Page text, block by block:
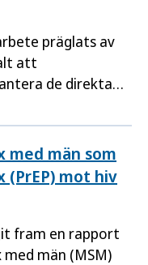
präglats av
att
de direkta
med män som
mot hiv
fram en rapport
män (MSM)